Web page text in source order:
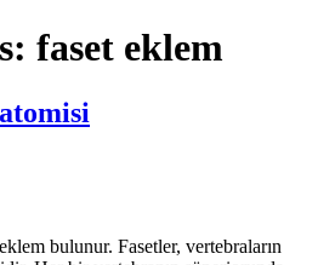
faset eklem
bulunur. Fasetler, vertebraların